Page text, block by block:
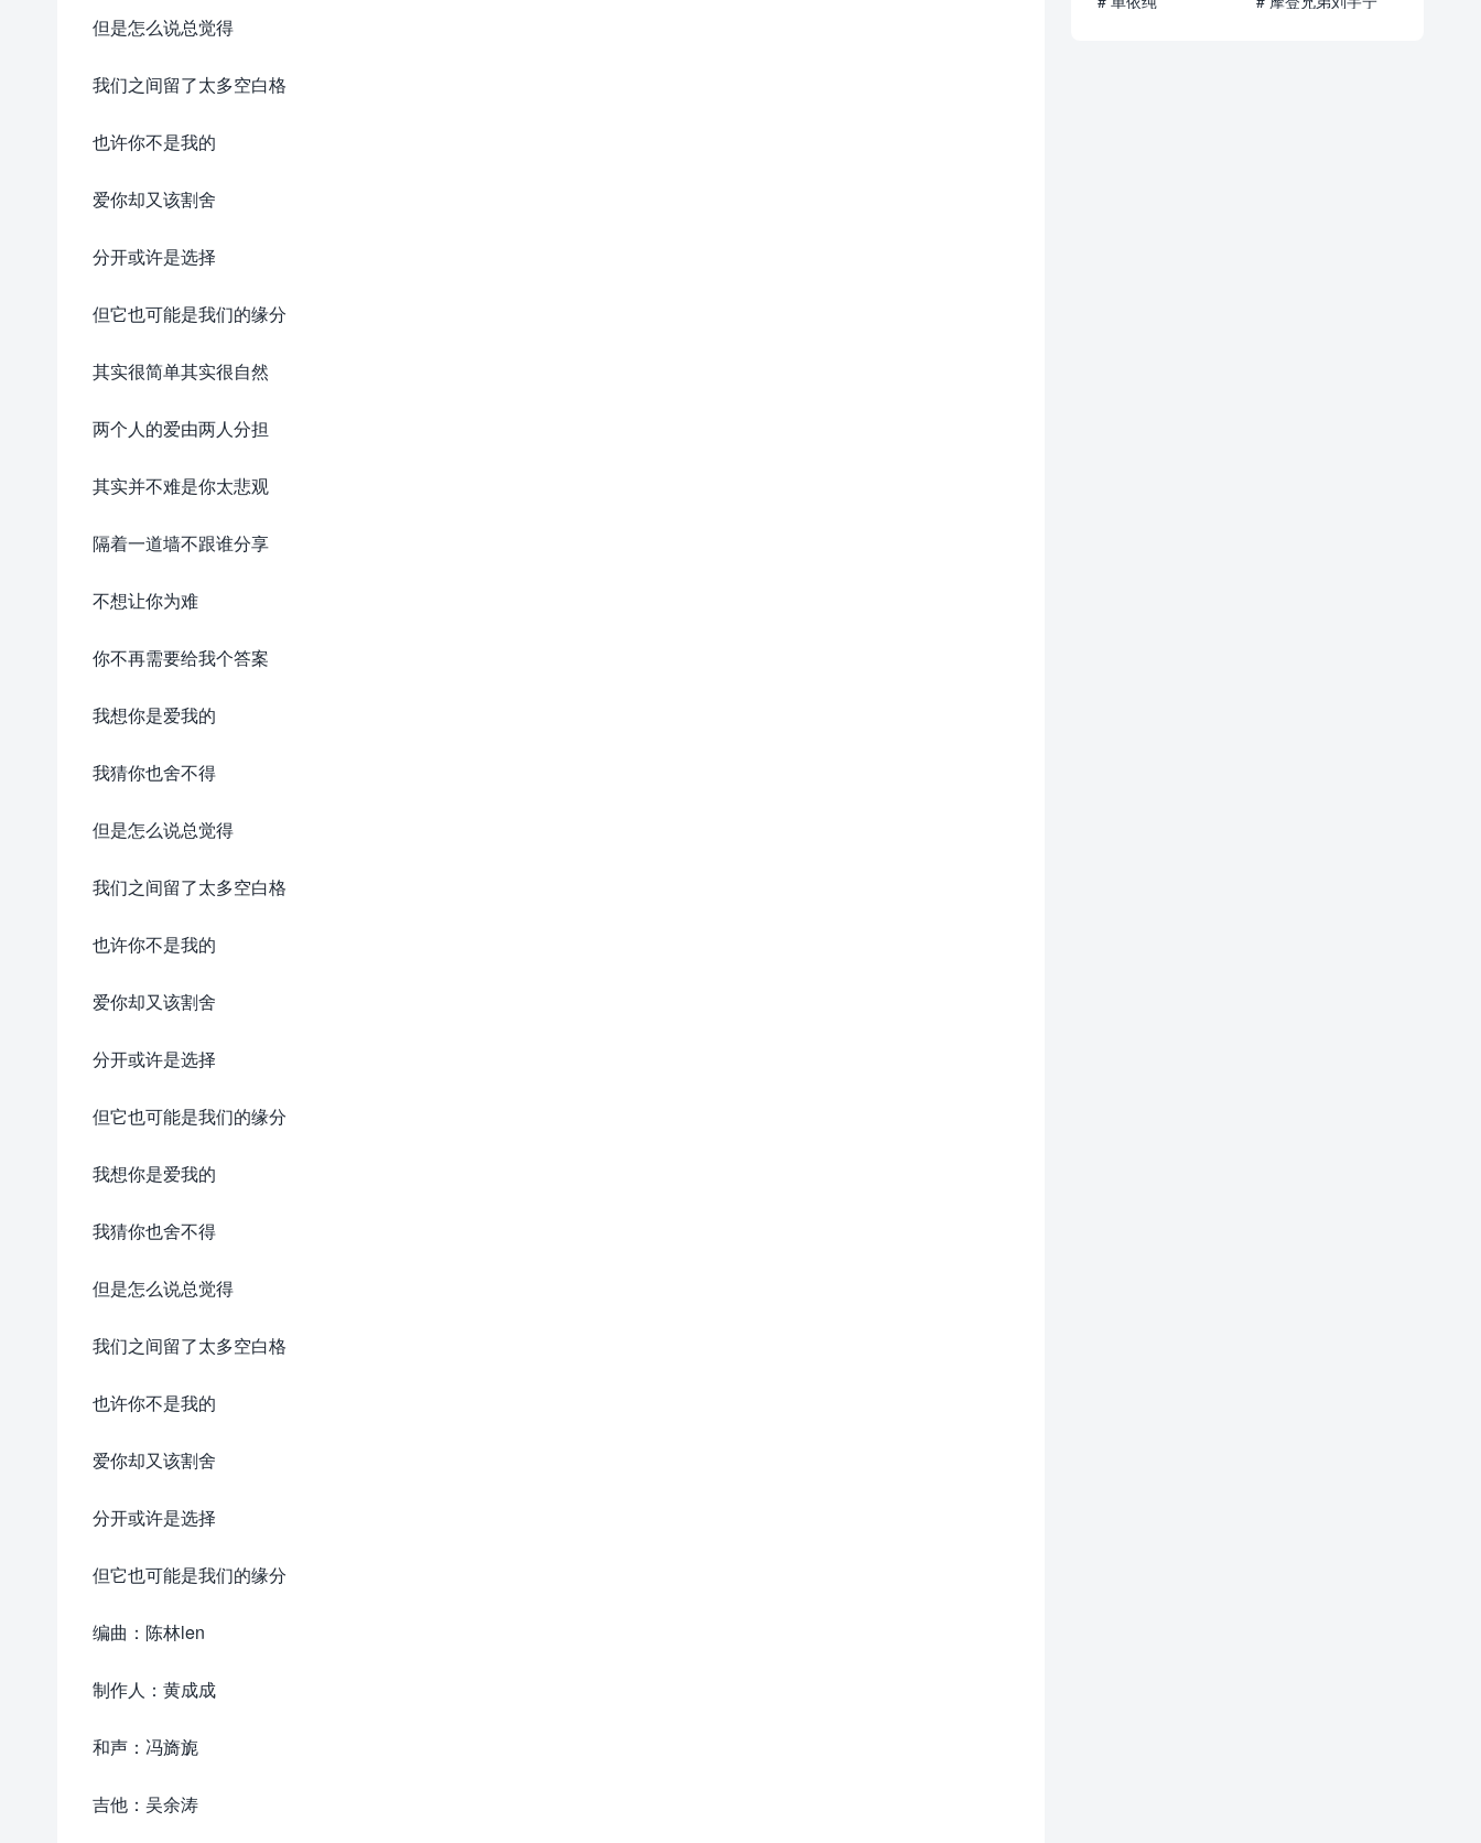
但是怎么说总觉得
我们之间留了太多空白格
也许你不是我的
爱你却又该割舍
分开或许是选择
但它也可能是我们的缘分
其实很简单其实很自然
两个人的爱由两人分担
其实并不难是你太悲观
隔着一道墙不跟谁分享
不想让你为难
你不再需要给我个答案
我想你是爱我的
我猜你也舍不得
但是怎么说总觉得
我们之间留了太多空白格
也许你不是我的
爱你却又该割舍
分开或许是选择
但它也可能是我们的缘分
我想你是爱我的
我猜你也舍不得
但是怎么说总觉得
我们之间留了太多空白格
也许你不是我的
爱你却又该割舍
分开或许是选择
但它也可能是我们的缘分
编曲：陈林len
制作人：黄成成
和声：冯旖旎
吉他：吴余涛